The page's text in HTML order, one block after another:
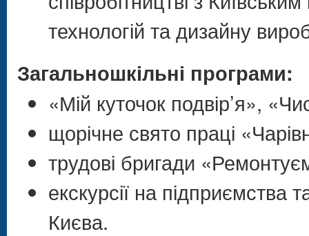
технологій та дизайну
Загальношкільні програми:
«Мій куточок подвір’я»,
щорічне свято праці
трудові бригади
екскурсії на підприємства
Києва.